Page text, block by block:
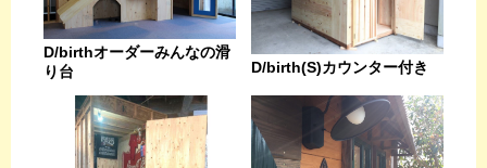
D/birthオーダーみんなの滑
り台
D/birth(S)カウンター付き